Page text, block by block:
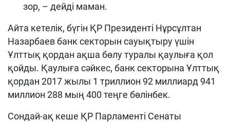
зор, – дейді маман.
Айта кетелік, бүгін ҚР Президенті Нұрсұлтан
Назарбаев банк секторын сауықтыру үшін
Ұлттық қордан ақша бөлу туралы қаулыға қол
қойды. Қаулыға сәйкес, банк секторына Ұлттық
қордан 2017 жылы 1 триллион 92 миллиард 941
миллион 288 мың 400 теңге бөлінбек.
Сондай-ақ кеше ҚР Парламенті Сенаты